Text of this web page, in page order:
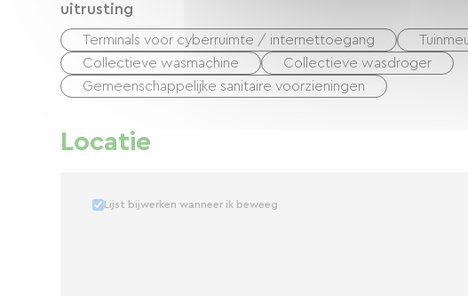
uitrusting
Terminals voor cyberruimte / internettoegang
Collectieve wasmachine
Collectieve wasdroger
Gemeenschappelijke sanitaire voorzieningen
Locatie
Lijst bijwerken wanneer ik beweeg